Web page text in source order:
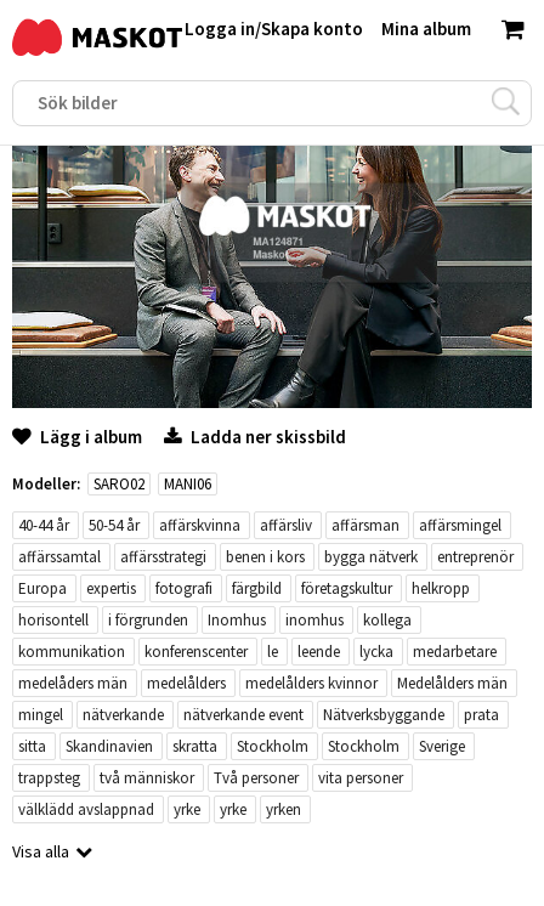
Mina album
Logga in/Skapa konto
Lägg i album Ladda ner skissbild
Modeller: SARO02
MANI06
40-44 år
50-54 år affärskvinna affärsliv affärsman
affärsmingel
affärssamtal
affärsstrategi benen i kors bygga nätverk
entreprenör
Europa
expertis fotografi färgbild företagskultur
helkropp
horisontell
i förgrunden Inomhus inomhus
kollega
kommunikation
konferenscenter le leende lycka
medarbetare
medelåders män
medelålders medelålders kvinnor
Medelålders män
mingel
nätverkande nätverkande event Nätverksbyggande
prata
sitta
Skandinavien skratta Stockholm Stockholm
Sverige
trappsteg
två människor Två personer
vita personer
välklädd avslappnad
yrke yrke yrken
Visa alla